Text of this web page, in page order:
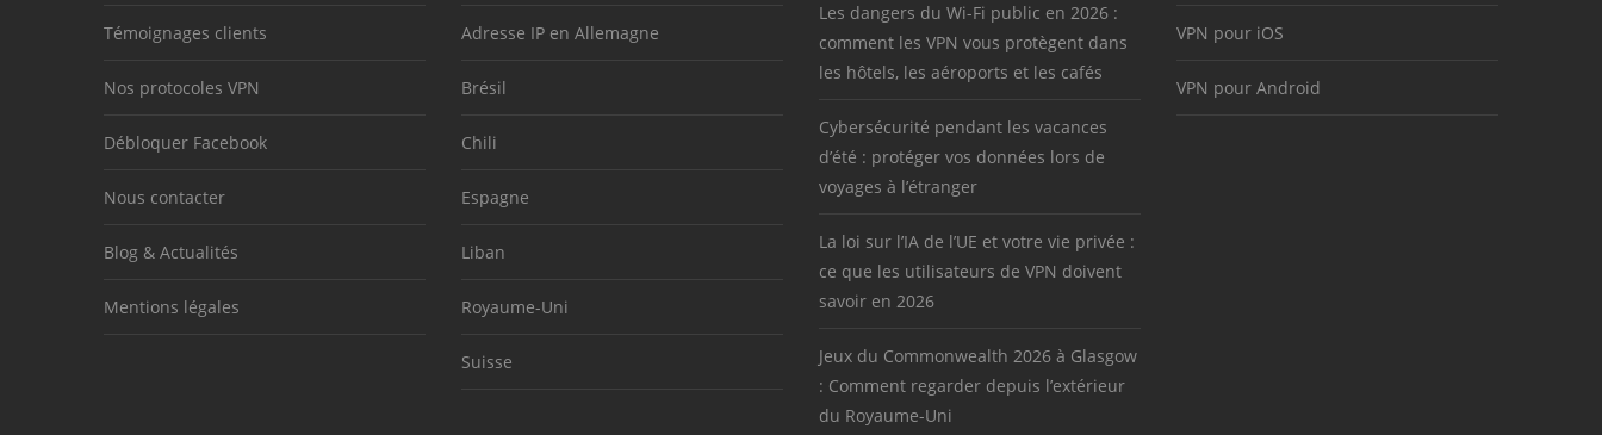
Témoignages clients
Nos protocoles VPN
Débloquer Facebook
Nous contacter
Blog & Actualités
Mentions légales
Adresse IP en Allemagne
Brésil
Chili
Espagne
Liban
Royaume-Uni
Suisse
Les dangers du Wi-Fi public en 2026 :
comment les VPN vous protègent dans
les hôtels, les aéroports et les cafés
Cybersécurité pendant les vacances
d’été : protéger vos données lors de
voyages à l’étranger
La loi sur l’IA de l’UE et votre vie privée :
ce que les utilisateurs de VPN doivent
savoir en 2026
Jeux du Commonwealth 2026 à Glasgow
: Comment regarder depuis l’extérieur
du Royaume-Uni
VPN pour iOS
VPN pour Android